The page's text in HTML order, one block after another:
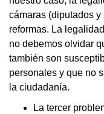
cámaras (diputados
reformas. La
no debemos olvidar
también son
personales y que no
la ciudadanía.
La tercer